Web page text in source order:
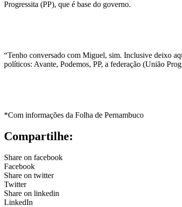
Progressita (PP), que é base do governo.
“Tenho conversado com Miguel, sim. Inclusive deixo
políticos: Avante, Podemos, PP, a federação (União
*Com informações da Folha de Pernambuco
Compartilhe:
Share on facebook
Facebook
Share on twitter
Twitter
Share on linkedin
LinkedIn